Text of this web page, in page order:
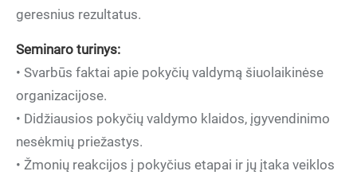
geresnius rezultatus.
Seminaro turinys:
• Svarbūs faktai apie pokyčių valdymą šiuolaikinėse
organizacijose.
• Didžiausios pokyčių valdymo klaidos, įgyvendinimo
nesėkmių priežastys.
• Žmonių reakcijos į pokyčius etapai ir jų įtaka veiklos